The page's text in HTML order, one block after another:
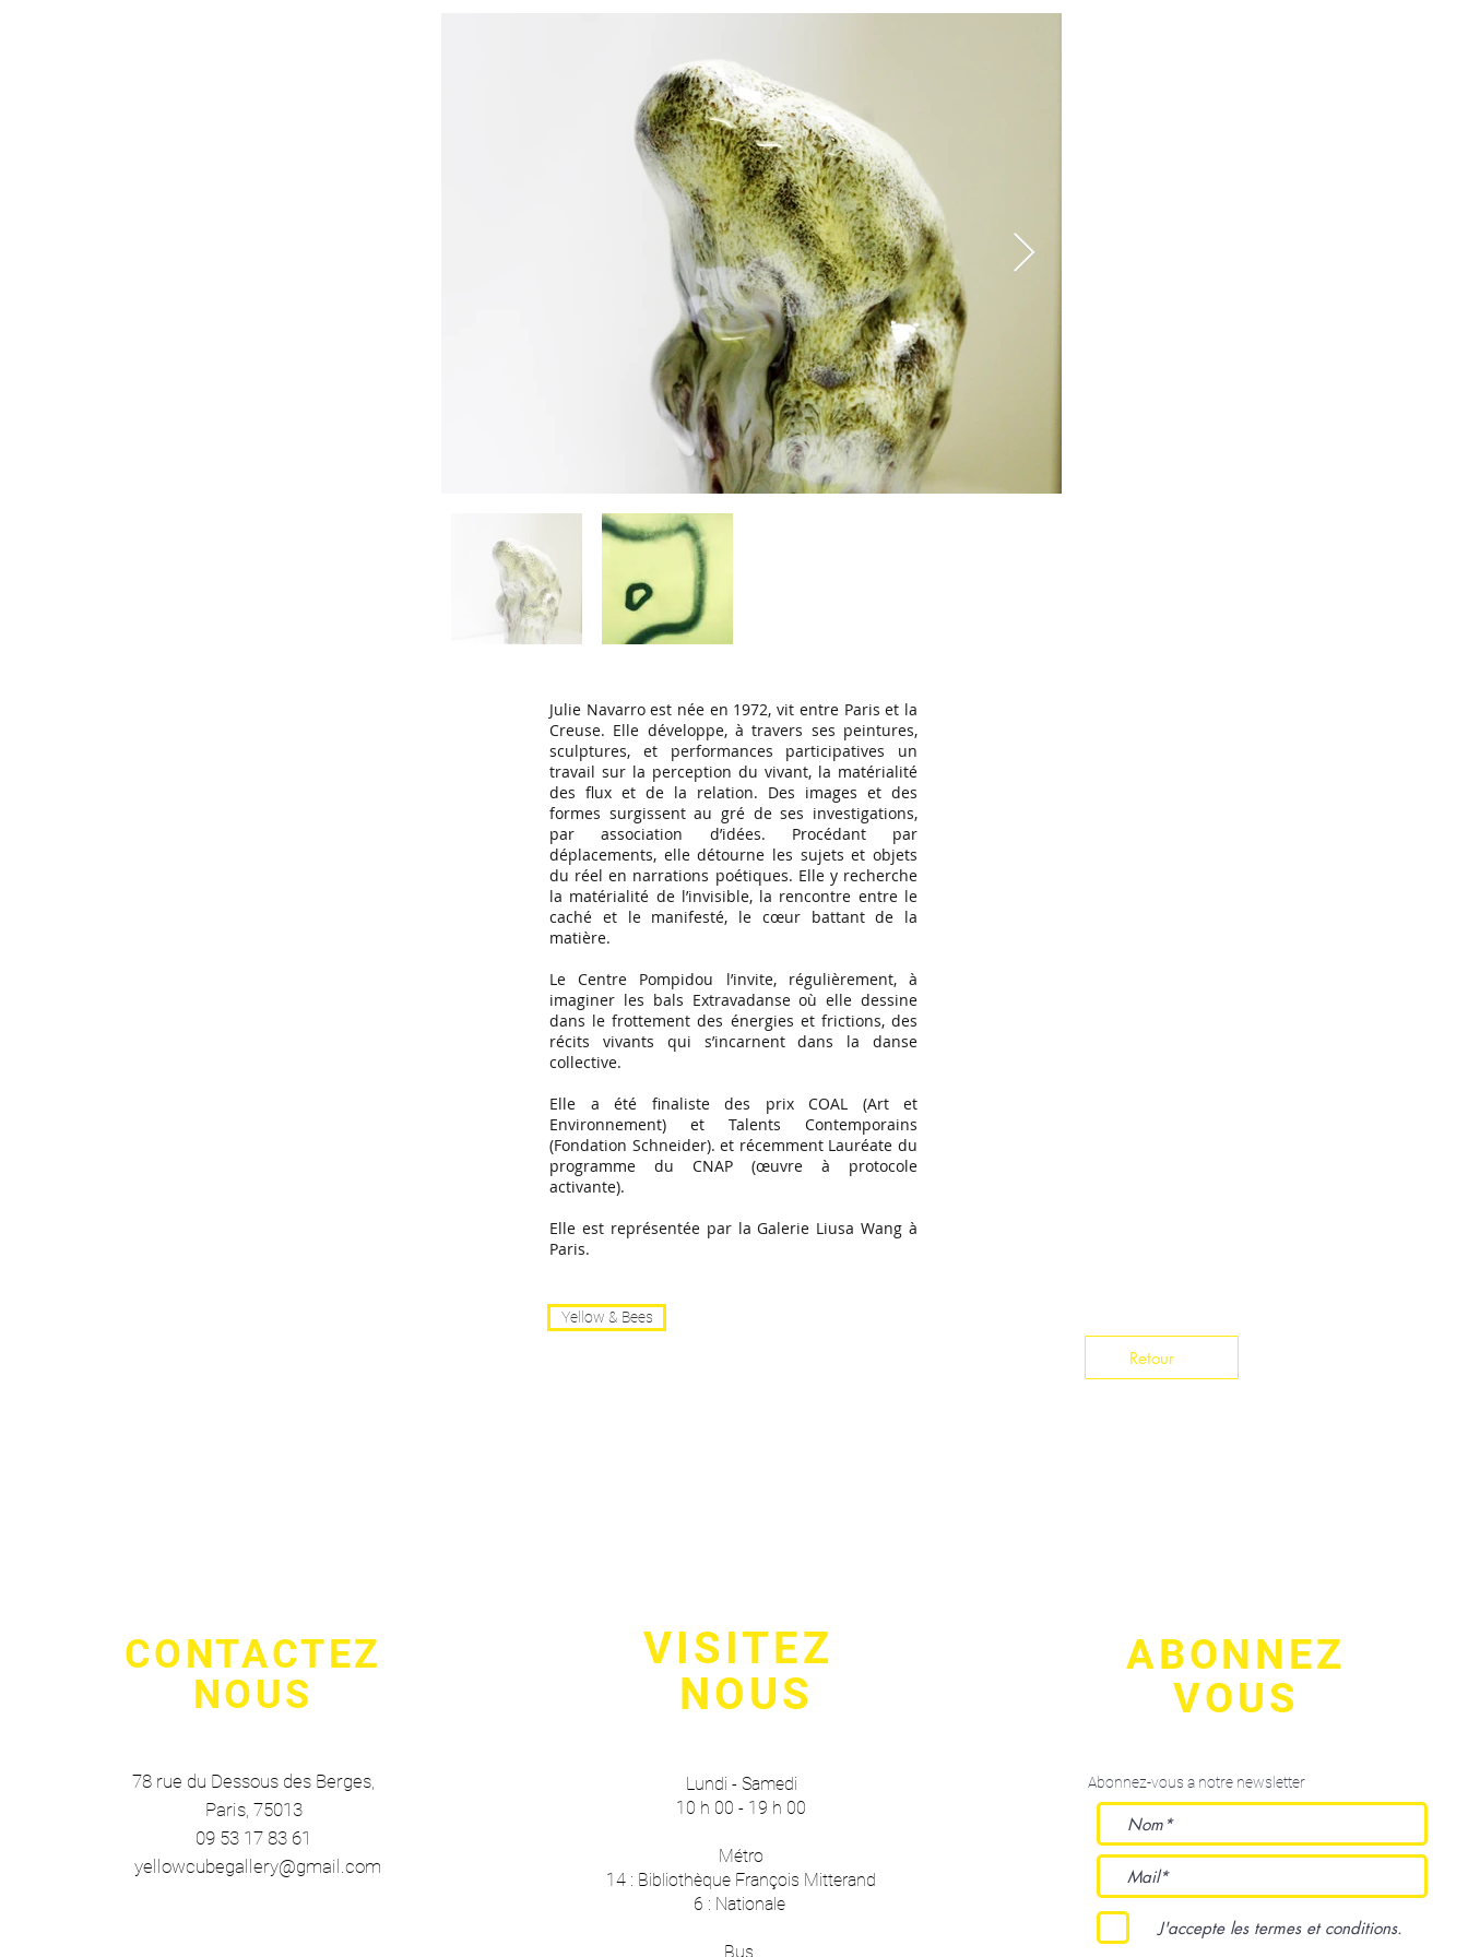
Julie Navarro est née en 1972, vit entre Paris et la
Creuse. Elle développe, à travers ses peintures,
sculptures, et performances participatives un
travail sur la perception du vivant, la matérialité
des flux et de la relation. Des images et des
formes surgissent au gré de ses investigations,
par association d’idées. Procédant par
déplacements, elle détourne les sujets et objets
du réel en narrations poétiques. Elle y recherche
la matérialité de l’invisible, la rencontre entre le
caché et le manifesté, le cœur battant de la
matière.
Le Centre Pompidou l’invite, régulièrement, à
imaginer les bals Extravadanse où elle dessine
dans le frottement des énergies et frictions, des
récits vivants qui s’incarnent dans la danse
collective.
Elle a été finaliste des prix COAL (Art et
Environnement) et Talents Contemporains
(Fondation Schneider). et récemment Lauréate du
programme du CNAP (œuvre à protocole
activante).
Elle est représentée par la Galerie Liusa Wang à
Paris.
Yellow & Bees
Retour
CONTACTEZ
NOUS
78 rue du Dessous des Berges,
Paris, 75013
09 53 17 83 61
yellowcubegallery@gmail.com
VISITEZ
NOUS
Lundi - Samedi
10 h 00 - 19 h 00
Métro
14 : Bibliothèque François Mitterand
6 : Nationale
Bus
ABONNEZ
VOUS
Abonnez-vous a notre newsletter
J'accepte les termes et conditions.